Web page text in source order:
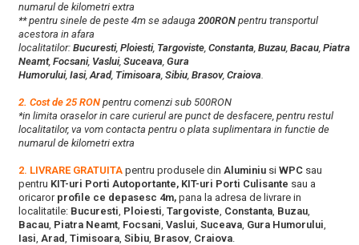
numarul de kilometri extra
** pentru sinele de peste 4m se adauga 200RON pentru transportul
acestora in afara
localitatilor: Bucuresti, Ploiesti, Targoviste, Constanta, Buzau, Bacau, Piatra
Neamt, Focsani, Vaslui, Suceava, Gura
Humorului, Iasi,Arad, Timisoara, Sibiu, Brasov, Craiova.
2. Cost de 25 RON pentru comenzi sub 500RON
*in limita oraselor in care curierul are punct de desfacere, pentru restul
localitatilor, va vom contacta pentru o plata suplimentara in functie de
numarul de kilometri extra
2. LIVRARE GRATUITA pentru produsele din Aluminiu si WPC sau
pentru KIT-uri Porti Autoportante, KIT-uri Porti Culisante sau a
oricarorprofile ce depasesc 4m, pana la adresa de livrare in
localitatile: Bucuresti, Ploiesti, Targoviste, Constanta, Buzau,
Bacau, Piatra Neamt, Focsani, Vaslui, Suceava, Gura Humorului,
Iasi, Arad, Timisoara, Sibiu, Brasov, Craiova.